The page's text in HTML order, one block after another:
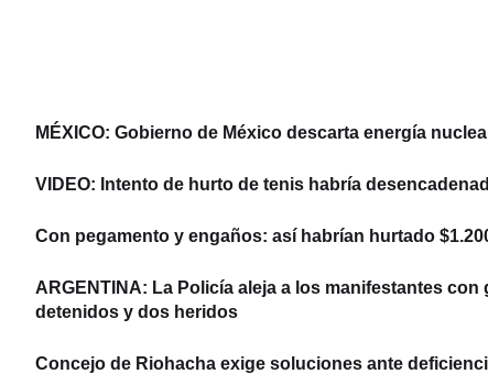
MÉXICO: Gobierno de México descarta energía
VIDEO: Intento de hurto de tenis habría
Con pegamento y engaños: así habrían hurtado
ARGENTINA: La Policía aleja a los manifestantes
detenidos y dos heridos
Concejo de Riohacha exige soluciones ante